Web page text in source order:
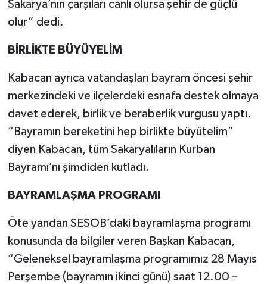
Sakarya’nın çarşıları canlı olursa şehir de güçlü
olur” dedi.
BİRLİKTE BÜYÜYELİM
Kabacan ayrıca vatandaşları bayram öncesi şehir
merkezindeki ve ilçelerdeki esnafa destek olmaya
davet ederek, birlik ve beraberlik vurgusu yaptı.
“Bayramın bereketini hep birlikte büyütelim”
diyen Kabacan, tüm Sakaryalıların Kurban
Bayramı’nı şimdiden kutladı.
BAYRAMLAŞMA PROGRAMI
Öte yandan SESOB’daki bayramlaşma programı
konusunda da bilgiler veren Başkan Kabacan,
“Geleneksel bayramlaşma programımız 28 Mayıs
Perşembe (bayramın ikinci günü) saat 12.00 –